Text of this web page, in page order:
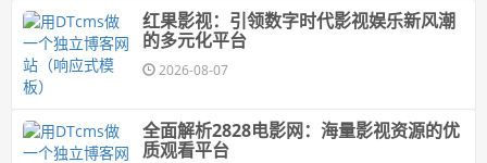
红果影视：引领数字时代影视娱乐新风潮
的多元化平台
2026-08-07
全面解析2828电影网：海量影视资源的优
质观看平台